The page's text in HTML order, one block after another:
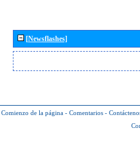
[Newsflashes]
Comienzo de la página - Comentarios -